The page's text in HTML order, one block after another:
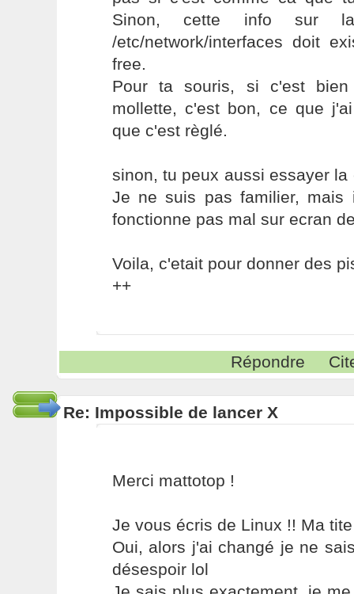
Sinon, cette info sur la
/etc/network/interfaces doit
free.
Pour ta souris, si c'est
mollette, c'est bon, ce que
que c'est règlé.
sinon, tu peux aussi essayer la
Je ne suis pas familier,
fonctionne pas mal sur ecran
Voila, c'etait pour donner des
++
Répondre
Re: Impossible de lancer X
Merci mattotop !
Je vous écris de Linux !! Ma
Oui, alors j'ai changé je ne
désespoir lol